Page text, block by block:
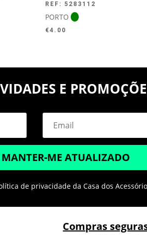
REF: 5283112
PORTO
€4.00
E
ME ATUALIZADO
de privacidade da Casa dos
Compras